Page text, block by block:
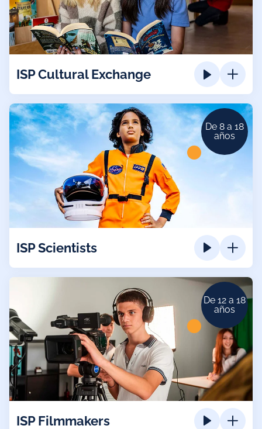
ISP Cultural Exchange
De 8 a 18
años
ISP Scientists
De 12 a 18
años
ISP Filmmakers